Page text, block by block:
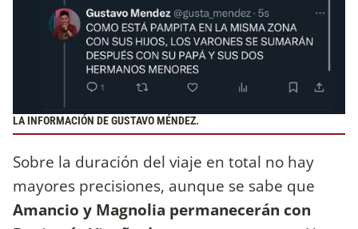
LA INFORMACIÓN DE GUSTAVO MÉNDEZ.
Sobre la duración del viaje en total no hay
mayores precisiones, aunque se sabe que
Amancio y Magnolia permanecerán con